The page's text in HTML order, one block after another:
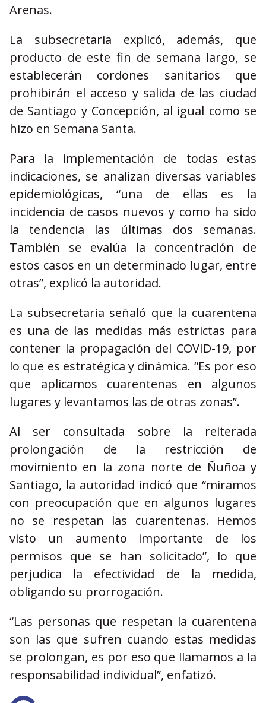
Arenas.
La subsecretaria explicó, además, que
producto de este fin de semana largo, se
establecerán cordones sanitarios que
prohibirán el acceso y salida de las ciudad
de Santiago y Concepción, al igual como se
hizo en Semana Santa.
Para la implementación de todas estas
indicaciones, se analizan diversas variables
epidemiológicas, “una de ellas es la
incidencia de casos nuevos y como ha sido
la tendencia las últimas dos semanas.
También se evalúa la concentración de
estos casos en un determinado lugar, entre
otras”, explicó la autoridad.
La subsecretaria señaló que la cuarentena
es una de las medidas más estrictas para
contener la propagación del COVID-19, por
lo que es estratégica y dinámica. “Es por eso
que aplicamos cuarentenas en algunos
lugares y levantamos las de otras zonas”.
Al ser consultada sobre la reiterada
prolongación de la restricción de
movimiento en la zona norte de Ñuñoa y
Santiago, la autoridad indicó que “miramos
con preocupación que en algunos lugares
no se respetan las cuarentenas. Hemos
visto un aumento importante de los
permisos que se han solicitado”, lo que
perjudica la efectividad de la medida,
obligando su prorrogación.
“Las personas que respetan la cuarentena
son las que sufren cuando estas medidas
se prolongan, es por eso que llamamos a la
responsabilidad individual”, enfatizó.